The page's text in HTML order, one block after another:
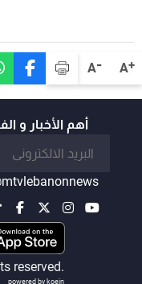
A+
A-
أهم الأخبار و
reserved.
powered by koein